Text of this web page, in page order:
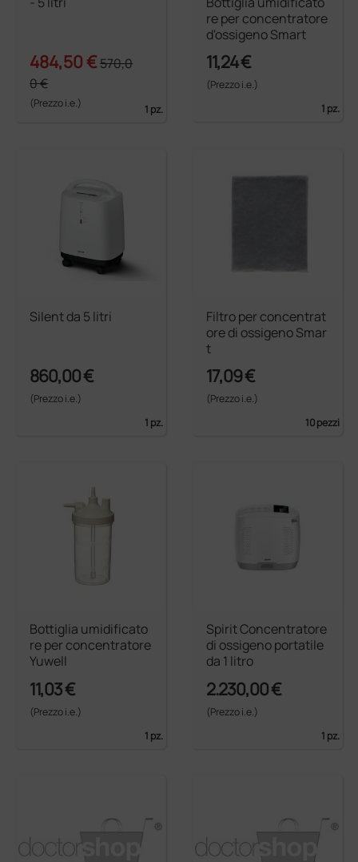
484,50 €570,0
0 €
(Prezzo i.e.) 1 pz.
re per concentratore
d'ossigeno Smart
11,24 €
(Prezzo i.e.)
1 pz.
Silent da 5 litri
860,00 €
(Prezzo i.e.)
1 pz.
Filtro per concentrat
ore di ossigeno Smar
t
17,09 €
(Prezzo i.e.)
10 pezzi
Bottiglia umidificato
re per concentratore
Yuwell
11,03 €
(Prezzo i.e.)
1 pz.
Spirit Concentratore
di ossigeno portatile
da 1 litro
2.230,00 €
(Prezzo i.e.)
1 pz.